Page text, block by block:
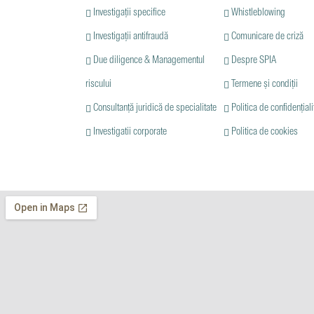
Investigații specifice Whistleblowing
Investigații antifraudă Comunicare de criză
Due diligence & Managementul
riscului
Despre SPIA
Termene și condiții
Consultanță juridică de specialitate Politica de
Investigatii corporate Politica de cookies